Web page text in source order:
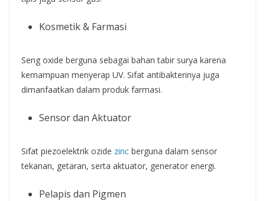
Kosmetik & Farmasi
Seng oxide berguna sebagai bahan tabir surya karena
kemampuan menyerap UV. Sifat antibakterinya juga
dimanfaatkan dalam produk farmasi.
Sensor dan Aktuator
Sifat piezoelektrik ozide zinc berguna dalam sensor
tekanan, getaran, serta aktuator, generator energi.
Pelapis dan Pigmen